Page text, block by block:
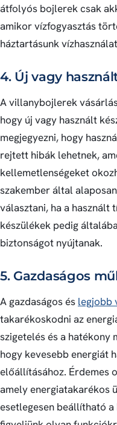
átfolyós bojlerek csak
amikor vízfogyasztás
háztartásunk
4. Új vagy
A villanybojlerek
hogy új vagy használt
megjegyezni, hogy
rejtett hibák lehetnek,
kellemetlenségeket
szakember által
választani, ha a használt
készülékek pedig
biztonságot nyújtanak.
5. Gazdaságos
A gazdaságos és legjobb
takarékoskodni az
szigetelés és a hatékony
hogy kevesebb energiát
előállításához. Érdemes
amely energiatakarékos
esetlegesen beállítható